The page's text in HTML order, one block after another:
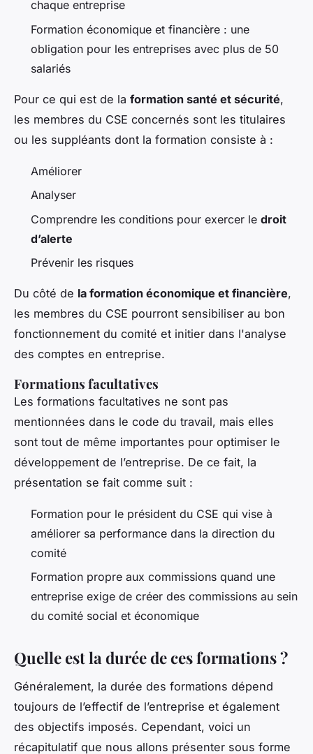
chaque entreprise
Formation économique et financière : une
obligation pour les entreprises avec plus de 50
salariés
Pour ce qui est de la formation santé et sécurité,
les membres du CSE concernés sont les titulaires
ou les suppléants dont la formation consiste à :
Améliorer
Analyser
Comprendre les conditions pour exercer le droit
d’alerte
Prévenir les risques
Du côté de la formation économique et financière,
les membres du CSE pourront sensibiliser au bon
fonctionnement du comité et initier dans l'analyse
des comptes en entreprise.
Formations facultatives
Les formations facultatives ne sont pas
mentionnées dans le code du travail, mais elles
sont tout de même importantes pour optimiser le
développement de l’entreprise. De ce fait, la
présentation se fait comme suit :
Formation pour le président du CSE qui vise à
améliorer sa performance dans la direction du
comité
Formation propre aux commissions quand une
entreprise exige de créer des commissions au sein
du comité social et économique
Quelle est la durée de ces formations ?
Généralement, la durée des formations dépend
toujours de l’effectif de l’entreprise et également
des objectifs imposés. Cependant, voici un
récapitulatif que nous allons présenter sous forme